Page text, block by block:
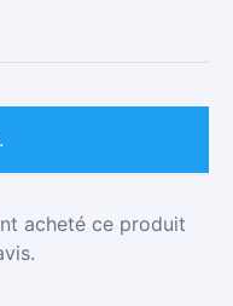
acheté ce produit